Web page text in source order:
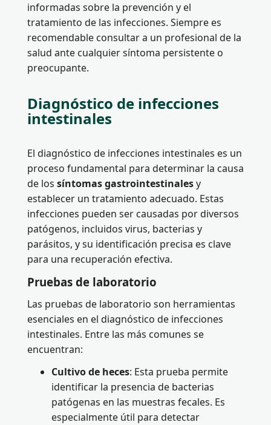
informadas sobre la prevención y el
tratamiento de las infecciones. Siempre es
recomendable consultar a un profesional de la
salud ante cualquier síntoma persistente o
preocupante.
Diagnóstico de infecciones
intestinales
El diagnóstico de infecciones intestinales es un
proceso fundamental para determinar la causa
de los síntomas gastrointestinalesy
establecer un tratamiento adecuado. Estas
infecciones pueden ser causadas por diversos
patógenos, incluidos virus, bacterias y
parásitos, y su identificación precisa es clave
para una recuperación efectiva.
Pruebas de laboratorio
Las pruebas de laboratorio son herramientas
esenciales en el diagnóstico de infecciones
intestinales. Entre las más comunes se
encuentran:
Cultivo de heces: Esta prueba permite
identificar la presencia de bacterias
patógenas en las muestras fecales. Es
especialmente útil para detectar